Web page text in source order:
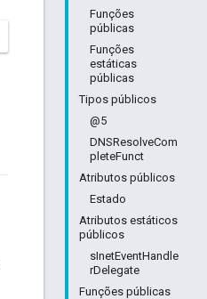
Funções
públicas
Funções
estáticas
públicas
Tipos públicos
@5
DNSResolveCom
pleteFunct
Atributos públicos
Estado
Atributos estáticos
públicos
sInetEventHandle
rDelegate
Funções públicas